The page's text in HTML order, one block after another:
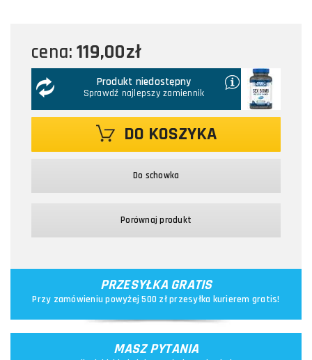
cena: 119,00zł
Produkt niedostępny
Sprawdź najlepszy zamiennik
DO KOSZYKA
Do schowka
Porównaj produkt
PRZESYŁKA GRATIS
Przy zamówieniu powyżej 500 zł przesyłka kurierem gratis!
MASZ PYTANIA